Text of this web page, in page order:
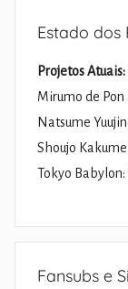
Estado dos
Projetos Atuais:
Mirumo de Pon
Natsume
Shoujo
Tokyo Babylon:
Fansubs e